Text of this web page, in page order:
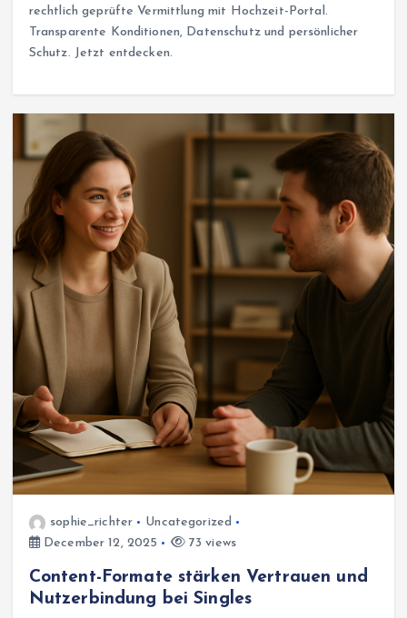
rechtlich geprüfte Vermittlung mit Hochzeit-Portal.
Transparente Konditionen, Datenschutz und persönlicher
Schutz. Jetzt entdecken.
sophie_richter
Uncategorized
December 12, 2025
73 views
Content-Formate stärken Vertrauen und
Nutzerbindung bei Singles